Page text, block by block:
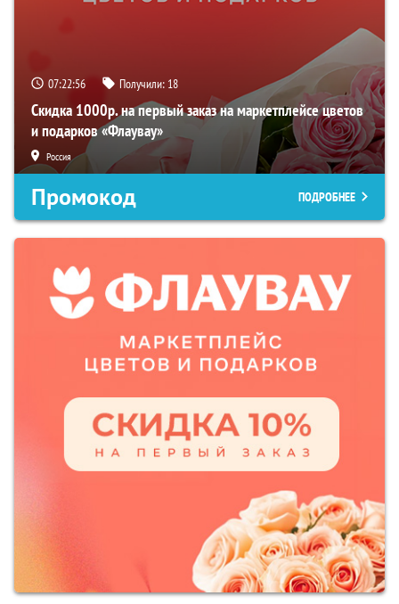
07:22:55 Получили: 18
Скидка 1000р. на первый заказ на маркетплейсе цветов
и подарков «Флаувау»
Россия
Промокод ПОДРОБНЕЕ